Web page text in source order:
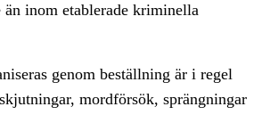
än inom etablerade kriminella
genom beställning är i regel
skjutningar, mordförsök, sprängningar